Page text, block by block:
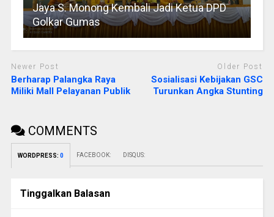
Jaya S. Monong Kembali Jadi Ketua DPD
Golkar Gumas
Newer Post
Berharap Palangka Raya
Miliki Mall Pelayanan Publik
Older Post
Sosialisasi Kebijakan GSC
Turunkan Angka Stunting
COMMENTS
WORDPRESS: 0 FACEBOOK: DISQUS:
Tinggalkan Balasan